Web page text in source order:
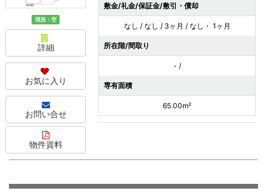
現況：空
詳細
お気に入り
お問い合せ
物件資料
敷金/礼金/保証金/敷引・償却
なし / なし / 3ヶ月 / なし・ 1ヶ月
所在階/間取り
- /
専有面積
65.00m²